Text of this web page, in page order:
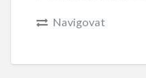
Navigovat